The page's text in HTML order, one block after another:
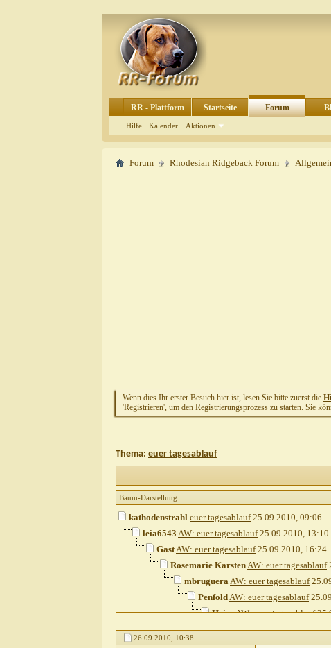
RR - Plattform Startseite Forum
Hilfe Kalender Aktionen
Forum Rhodesian Ridgeback Forum
Wenn dies Ihr erster Besuch hier ist, lesen Sie bitte zuerst die
'Registrieren', um den Registrierungsprozess zu starten. Sie
Thema: euer tagesablauf
Baum-Darstellung
kathodenstrahl euer tagesablauf25.09.2010, 09:06
leia6543 AW: euer tagesablauf25.09.2010, 13:10
GastAW: euer tagesablauf25.09.2010, 16:24
Rosemarie KarstenAW: euer tagesablauf
mbrugueraAW: euer tagesablauf
PenfoldAW: euer tagesablauf
HeinsAW: euer tagesablauf
spechtiAW: euer
kathodenstrahlAW:
26.09.2010, 10:38